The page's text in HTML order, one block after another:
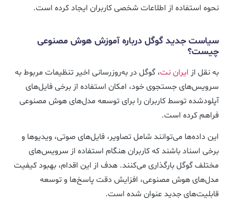
نحوه استفاده از اطلاعات شخصی کاربران ایجاد کرده است.
سیاست جدید گوگل درباره آموزش هوش مصنوعی
چیست؟
به نقل از ایران نت، گوگل در به‌روزرسانی اخیر تنظیمات مربوط به
سرویس‌های جستجوی خود، امکان استفاده از برخی فایل‌های
آپلودشده توسط کاربران را برای توسعه مدل‌های هوش مصنوعی
فراهم کرده است.
این داده‌ها می‌توانند شامل تصاویر، فایل‌های صوتی، ویدیوها و
برخی اسناد باشند که کاربران هنگام استفاده از سرویس‌های
مختلف گوگل بارگذاری می‌کنند. هدف از این اقدام، بهبود کیفیت
مدل‌های هوش مصنوعی، افزایش دقت پاسخ‌ها و توسعه
قابلیت‌های جدید عنوان شده است.